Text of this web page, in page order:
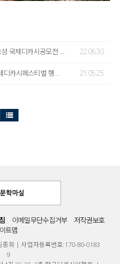
22.06.30
21.05.25
이메일무단수집거부
저작권보호
트맵
회 | 사업자등록번호:170-80-0183
9